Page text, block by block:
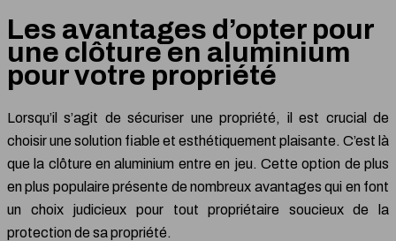
Les avantages d’opter pour
une clôture en aluminium
pour votre propriété
Lorsqu’il s’agit de sécuriser une propriété, il est crucial de
choisir une solution fiable et esthétiquement plaisante. C’est là
que la clôture en aluminium entre en jeu. Cette option de plus
en plus populaire présente de nombreux avantages qui en font
un choix judicieux pour tout propriétaire soucieux de la
protection de sa propriété.